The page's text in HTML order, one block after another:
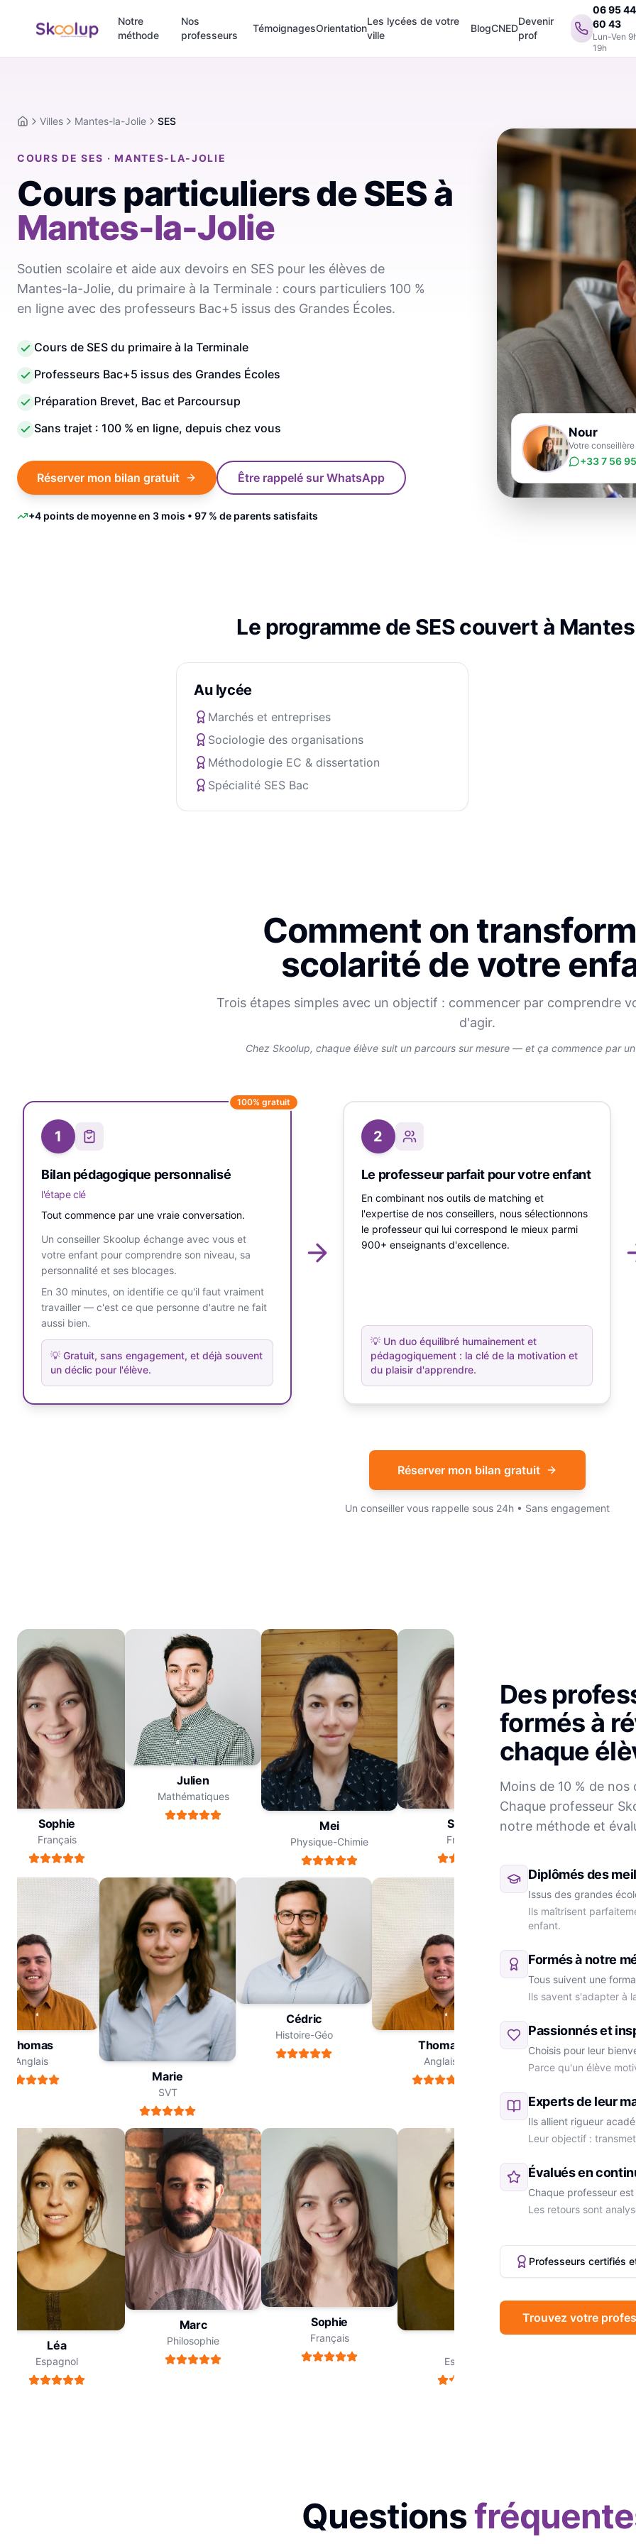
Notre
méthode
Nos
professeurs
TémoignagesOrientation
Les lycées de votre
ville
BlogCNED
Devenir
prof
06 95 44
60 43
Lun-Ven
19h
AccueilVilles Mantes-la-Jolie SES
COURS DE SES · MANTES-LA-JOLIE
Cours particuliers de SESà
Mantes-la-Jolie
Soutien scolaire et aide aux devoirs en SES pour les élèves de
Mantes-la-Jolie, du primaire à la Terminale : cours particuliers 100 %
en ligne avec des professeurs Bac+5 issus des Grandes Écoles.
Cours de SES du primaire à la Terminale
Professeurs Bac+5 issus des Grandes Écoles
Préparation Brevet, Bac et Parcoursup
Sans trajet : 100 % en ligne, depuis chez vous
Réserver mon bilan gratuit Être rappelé sur WhatsApp
+4 points de moyenne en 3 mois • 97 % de parents satisfaits
Nour
Votre
+33 7 56
Le programme de SEScouvert à
Au lycée
Marchés et entreprises
Sociologie des organisations
Méthodologie EC & dissertation
Spécialité SES Bac
Comment on
scolarité de votre
Trois étapes simples avec un objectif : commencer par comprendre
d'agir.
Chez Skoolup, chaque élève suit un parcours sur mesure — et ça commence par
100% gratuit
1
Bilan pédagogique personnalisé
l'étape clé
Tout commence par une vraie conversation.
Un conseiller Skoolup échange avec vous et
votre enfant pour comprendre son niveau, sa
personnalité et ses blocages.
En 30 minutes, on identifie ce qu'il faut vraiment
travailler — c'est ce que personne d'autre ne fait
aussi bien.
💡 Gratuit, sans engagement, et déjà souvent
un déclic pour l'élève.
2
Le professeur parfait pour votre enfant
En combinant nos outils de matching et
l'expertise de nos conseillers, nous sélectionnons
le professeur qui lui correspond le mieux parmi
900+ enseignants d'excellence.
💡 Un duo équilibré humainement et
pédagogiquement : la clé de la motivation et
du plaisir d'apprendre.
Réserver mon bilan gratuit
Un conseiller vous rappelle sous 24h • Sans engagement
Sophie
Français
Julien
Mathématiques
Mei
Physique-Chimie
Sophie
Français
Julien
Thomas
Anglais
Marie
SVT
Cédric
Histoire-Géo
Thomas
Anglais
Marie
Léa
Espagnol
Marc
Philosophie
Sophie
Français
Espagnol
Marc
Des
formés à
chaque
Moins de 10 % de
Chaque professeur
notre méthode et
Diplômés des
Issus des grandes
Ils maîtrisent
enfant.
Formés à notre
Tous suivent une
Ils savent s'adapter à
Passionnés et
Choisis pour leur
Parce qu'un élève
Experts de leur
Ils allient rigueur
Leur objectif :
Évalués en
Chaque professeur
Les retours sont
Professeurs certifiés
Trouvez votre
Questions